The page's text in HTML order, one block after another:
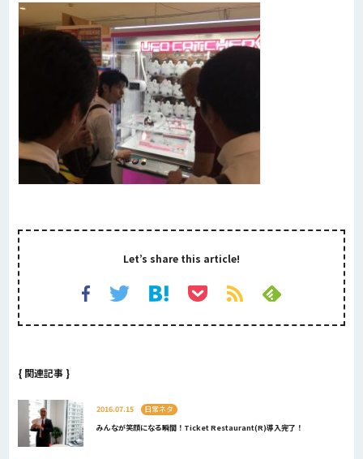
Let’s share this article!
{ 関連記事 }
2016.07.15
日常ネタ
みんなが笑顔になる瞬間！Ticket Restaurant(R)導入完了！